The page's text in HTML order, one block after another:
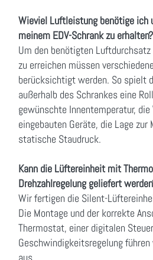
Wieviel Luftleistung benötige ich
meinem EDV-Schrank zu erhalten?
Um den benötigten
zu erreichen müssen
berücksichtigt werden. So spielt
außerhalb des Schrankes eine
gewünschte Innentemperatur,
eingebauten Geräte, die Lage zur
statische Staudruck.
Kann die Lüftereinheit mit
Drehzahlregelung geliefert
Wir fertigen die Silent-
Die Montage und der korrekte
Thermostat, einer digitalen
Geschwindigkeitsregelung